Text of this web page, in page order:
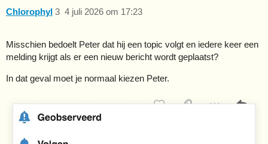
Chlorophyl 4 juli 2026 om 17:23
3
Misschien bedoelt Peter dat hij een topic volgt en iedere keer een
melding krijgt als er een nieuw bericht wordt geplaatst?
In dat geval moet je normaal kiezen Peter.